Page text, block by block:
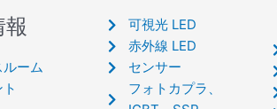
ルーム
可視光 LED
赤外線 LED
センサー
フォトカプラ、